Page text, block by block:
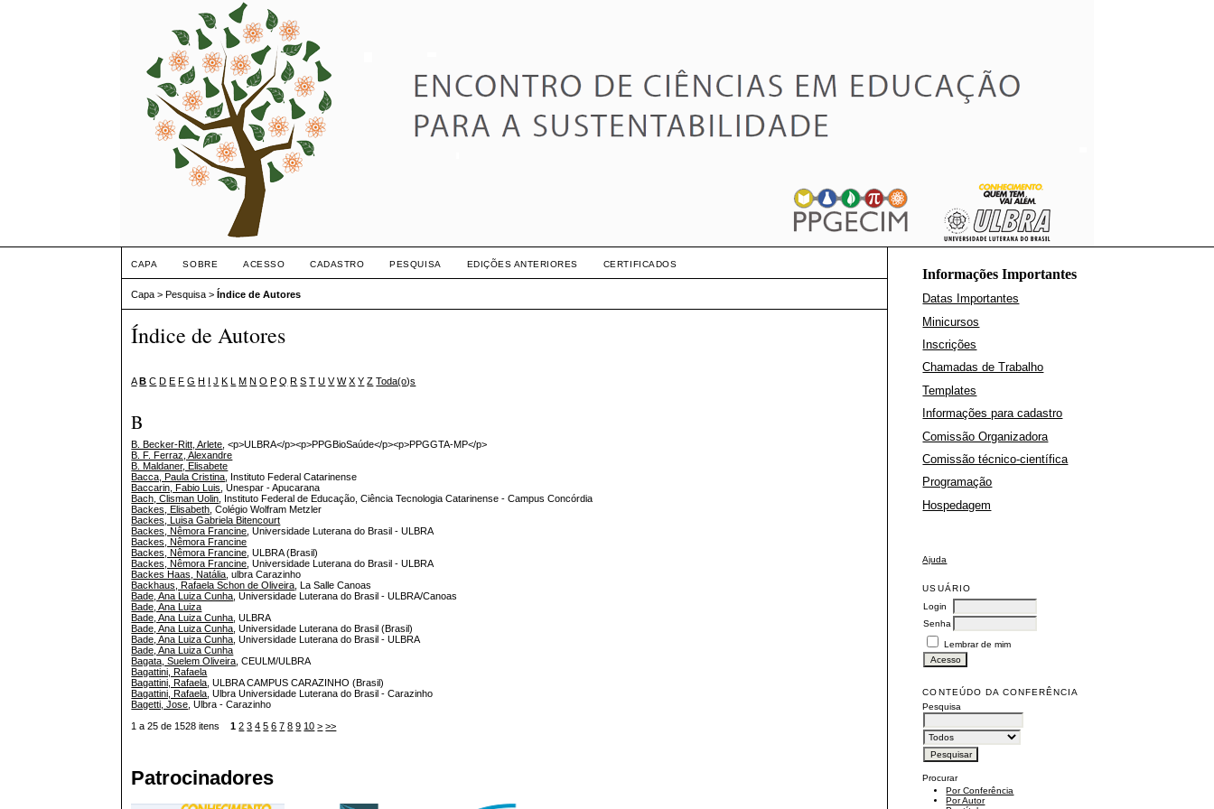
Informações Importantes
Datas Importantes
Minicursos
Inscrições
Chamadas de Trabalho
Templates
Informações para cadastro
Comissão Organizadora
Comissão técnico-científica
Programação
Hospedagem
Ajuda
USUÁRIO
Login
Senha
Lembrar de mim
CONTEÚDO DA CONFERÊNCIA
Pesquisa
Procurar
Por Conferência
Por Autor
CAPA SOBRE ACESSO CADASTRO PESQUISA EDIÇÕES ANTERIORES CERTIFICADOS
Capa >Pesquisa >Índice de Autores
Índice de Autores
A B C D E F G H I J K L M N O P Q R S T U V W X Y Z Toda(o)s
B
B. Becker-Ritt, Arlete , <p>ULBRA</p><p>PPGBioSaúde</p><p>PPGGTA-MP</p>
B. F. Ferraz, Alexandre
B. Maldaner, Elisabete
Bacca, Paula Cristina , Instituto Federal Catarinense
Baccarin, Fabio Luis , Unespar - Apucarana
Bach, Clisman Uolin , Instituto Federal de Educação, Ciência Tecnologia Catarinense - Campus Concórdia
Backes, Elisabeth , Colégio Wolfram Metzler
Backes, Luisa Gabriela Bitencourt
Backes, Nêmora Francine , Universidade Luterana do Brasil - ULBRA
Backes, Nêmora Francine
Backes, Nêmora Francine , ULBRA (Brasil)
Backes, Nêmora Francine , Universidade Luterana do Brasil - ULBRA
Backes Haas, Natália , ulbra Carazinho
Backhaus, Rafaela Schon de Oliveira , La Salle Canoas
Bade, Ana Luiza Cunha , Universidade Luterana do Brasil - ULBRA/Canoas
Bade, Ana Luiza
Bade, Ana Luiza Cunha , ULBRA
Bade, Ana Luiza Cunha , Universidade Luterana do Brasil (Brasil)
Bade, Ana Luiza Cunha , Universidade Luterana do Brasil - ULBRA
Bade, Ana Luiza Cunha
Bagata, Suelem Oliveira , CEULM/ULBRA
Bagattini, Rafaela
Bagattini, Rafaela , ULBRA CAMPUS CARAZINHO (Brasil)
Bagattini, Rafaela , Ulbra Universidade Luterana do Brasil - Carazinho
Bagetti, Jose , Ulbra - Carazinho
1 a 25 de 1528 itens1 2 3 4 5 6 7 8 9 10 > >>
Patrocinadores